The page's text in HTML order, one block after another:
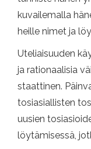
kuvailemalla
heille nimet ja
Uteliaisuuden
ja rationaalisia
staattinen.
tosiasiallisten
uusien
löytämisessä,